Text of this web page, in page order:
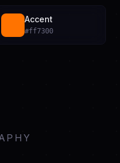
Accent
#ff7300